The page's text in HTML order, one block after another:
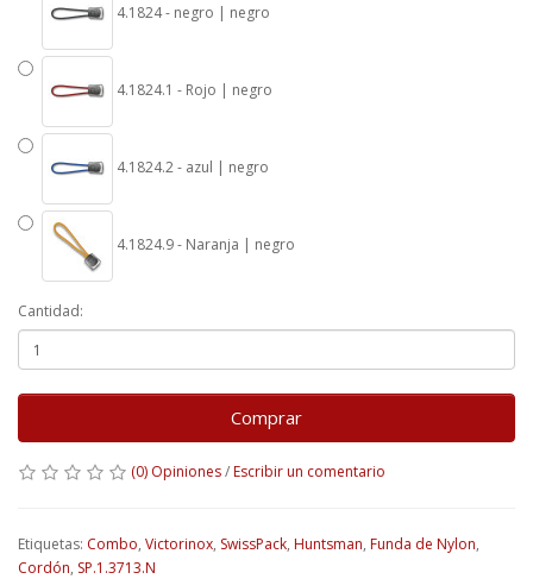
4.1824 - negro | negro
4.1824.1 - Rojo | negro
4.1824.2 - azul | negro
4.1824.9 - Naranja | negro
Cantidad:
Comprar
(0) Opiniones/ Escribir un comentario
Etiquetas: Combo, Victorinox, SwissPack, Huntsman, Funda de Nylon,
Cordón, SP.1.3713.N